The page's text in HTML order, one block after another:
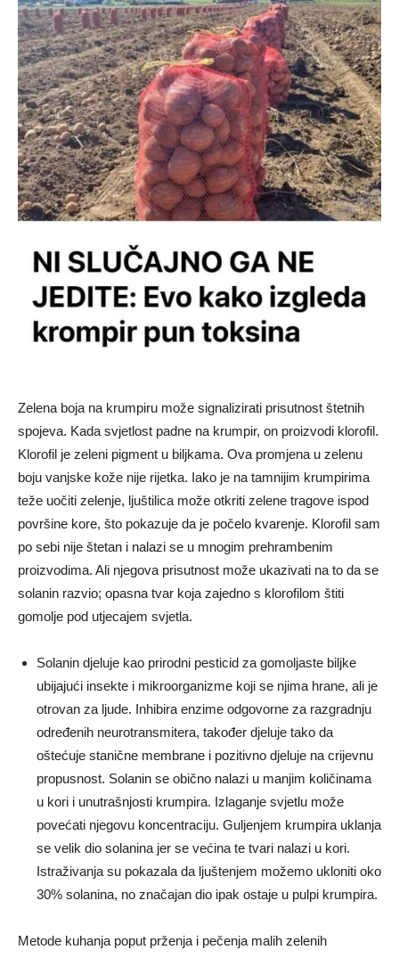
Zelena boja na krumpiru može signalizirati prisutnost štetnih
spojeva. Kada svjetlost padne na krumpir, on proizvodi klorofil.
Klorofil je zeleni pigment u biljkama. Ova promjena u zelenu
boju vanjske kože nije rijetka. Iako je na tamnijim krumpirima
teže uočiti zelenje, ljuštilica može otkriti zelene tragove ispod
površine kore, što pokazuje da je počelo kvarenje. Klorofil sam
po sebi nije štetan i nalazi se u mnogim prehrambenim
proizvodima. Ali njegova prisutnost može ukazivati ​​na to da se
solanin razvio; opasna tvar koja zajedno s klorofilom štiti
gomolje pod utjecajem svjetla.
Solanin djeluje kao prirodni pesticid za gomoljaste biljke
ubijajući insekte i mikroorganizme koji se njima hrane, ali je
otrovan za ljude. Inhibira enzime odgovorne za razgradnju
određenih neurotransmitera, također djeluje tako da
oštećuje stanične membrane i pozitivno djeluje na crijevnu
propusnost. Solanin se obično nalazi u manjim količinama
u kori i unutrašnjosti krumpira. Izlaganje svjetlu može
povećati njegovu koncentraciju. Guljenjem krumpira uklanja
se velik dio solanina jer se većina te tvari nalazi u kori.
Istraživanja su pokazala da ljuštenjem možemo ukloniti oko
30% solanina, no značajan dio ipak ostaje u pulpi krumpira.
Metode kuhanja poput prženja i pečenja malih zelenih